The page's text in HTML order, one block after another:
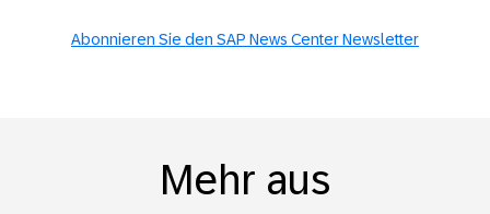
Abonnieren Sie den SAP News Center Newsletter
Mehr aus